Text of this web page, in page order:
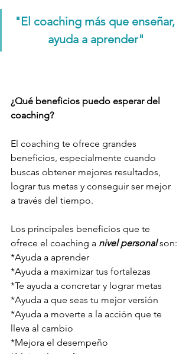
"El coaching más que enseñar,
ayuda a aprender"
¿Qué beneficios puedo esperar del
coaching?
El coaching te ofrece grandes
beneficios, especialmente cuando
buscas obtener mejores resultados,
lograr tus metas y conseguir ser mejor
a través del tiempo.
Los principales beneficios que te
ofrece el coaching a nivel personal son:
*Ayuda a aprender
*Ayuda a maximizar tus fortalezas
*Te ayuda a concretar y lograr metas
*Ayuda a que seas tu mejor versión
*Ayuda a moverte a la acción que te
lleva al cambio
*Mejora el desempeño